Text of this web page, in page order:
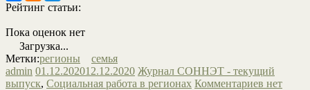
Рейтинг статьи:
Пока оценок нет
Загрузка...
Метки:регионы
семья
admin 01.12.202012.12.2020 Журнал СОННЭТ - текущий
выпуск, Социальная работа в регионах Комментариев нет